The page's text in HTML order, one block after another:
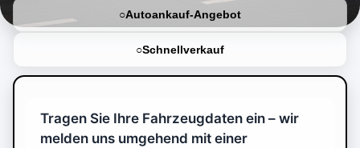
Autoankauf-Angebot
Schnellverkauf
Tragen Sie Ihre Fahrzeugdaten ein – wir
melden uns umgehend mit einer